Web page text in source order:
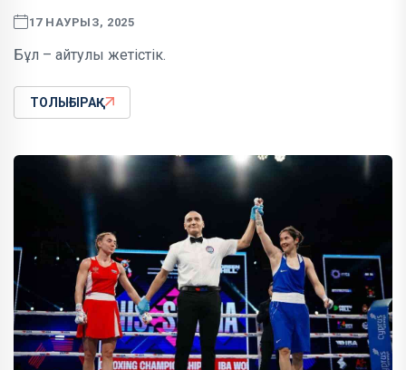
17 НАУРЫЗ, 2025
Бұл – айтулы жетістік.
ТОЛЫҒЫРАҚ